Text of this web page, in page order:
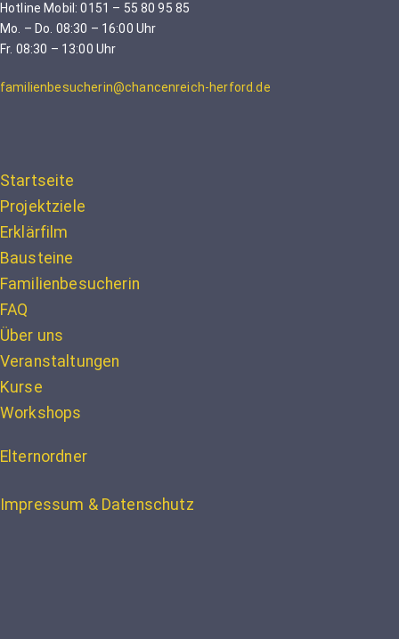
Hotline Mobil: 0151 – 55 80 95 85
Mo. – Do. 08:30 – 16:00 Uhr
Fr. 08:30 – 13:00 Uhr
familienbesucherin@chancenreich-herford.de
Startseite
Projektziele
Erklärfilm
Bausteine
Familienbesucherin
FAQ
Über uns
Veranstaltungen
Kurse
Workshops
Elternordner
Impressum & Datenschutz